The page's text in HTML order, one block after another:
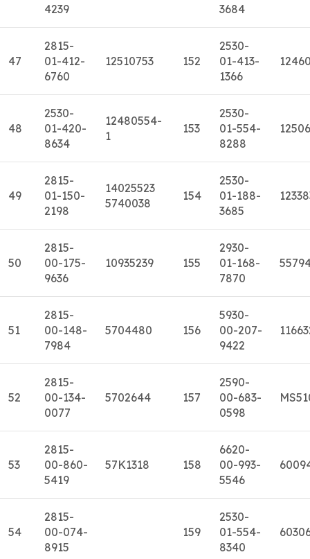
4239
3684
47
2815-
01-412-
6760
12510753 152
2530-
01-413-
1366
48
2530-
01-420-
8634
12480554-
1
153
2530-
01-554-
8288
49
2815-
01-150-
2198
14025523
5740038
154
2530-
01-188-
3685
50
2815-
00-175-
9636
10935239 155
2930-
01-168-
7870
51
2815-
00-148-
7984
5704480 156
5930-
00-207-
9422
52
2815-
00-134-
0077
5702644 157
2590-
00-683-
0598
53
2815-
00-860-
5419
57K1318 158
6620-
00-993-
5546
54
2815-
00-074-
8915
159
2530-
01-554-
8340